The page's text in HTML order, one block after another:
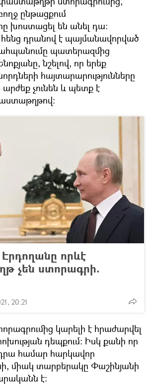
ընթացքում
խոստացել են անել դա։
դրանով է պայմանավորված
պատերազմից
նշելով, որ երեք
հայտարարությունները
չունեն և պետք է
որևէ
չեն ստորագրի.
20:21
կարելի է հրաժարվել
դեպքում։ Իսկ քանի որ
դրա համար հարկավոր
միակ տարբերակը Փաշինյանի
է։